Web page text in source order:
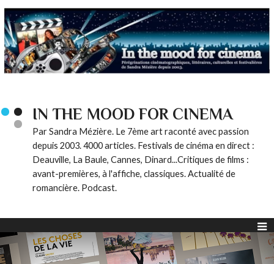
IN THE MOOD FOR CINEMA
Par Sandra Mézière. Le 7ème art raconté avec passion
depuis 2003. 4000 articles. Festivals de cinéma en direct :
Deauville, La Baule, Cannes, Dinard...Critiques de films :
avant-premières, à l'affiche, classiques. Actualité de
romancière. Podcast.